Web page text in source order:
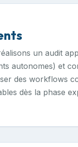
un audit
autonomes) et
des workflows
dès la phase